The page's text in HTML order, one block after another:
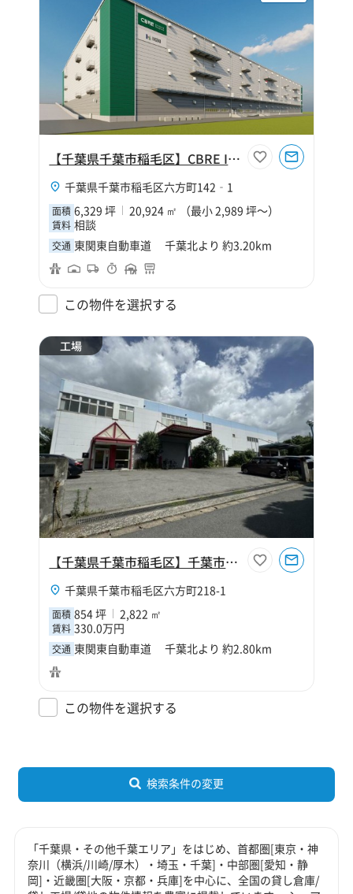
【千葉県千葉市稲毛区】CBRE IM 千葉北Ⅳ
千葉県千葉市稲毛区六方町142‐1
面積 6,329 坪 20,924 ㎡ （最小 2,989 坪～）
賃料 相談
交通 東関東自動車道 千葉北より 約3.20km
この物件を選択する
工場
【千葉県千葉市稲毛区】千葉市稲毛区六方町854坪工場
千葉県千葉市稲毛区六方町218-1
面積 854 坪 2,822 ㎡
賃料 330.0万円
交通 東関東自動車道 千葉北より 約2.80km
この物件を選択する
検索条件の変更
「千葉県・その他千葉エリア」をはじめ、首都圏[東京・神
奈川（横浜/川崎/厚木）・埼玉・千葉]・中部圏[愛知・静
岡]・近畿圏[大阪・京都・兵庫]を中心に、全国の貸し倉庫/